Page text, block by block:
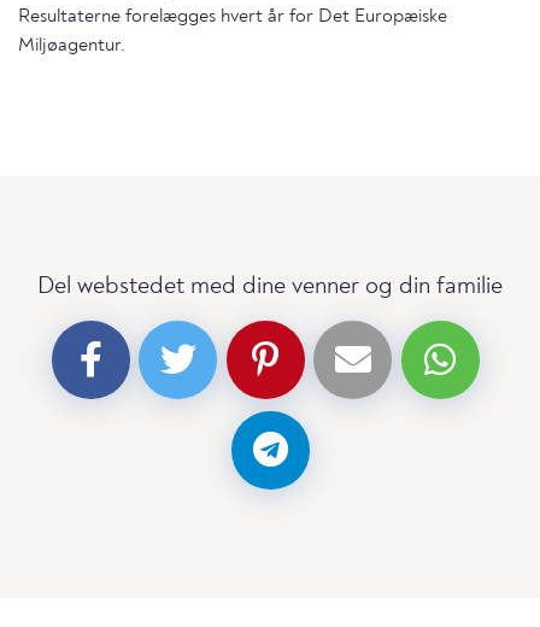
Resultaterne forelægges hvert år for Det Europæiske
Miljøagentur.
Del webstedet med dine venner og din familie